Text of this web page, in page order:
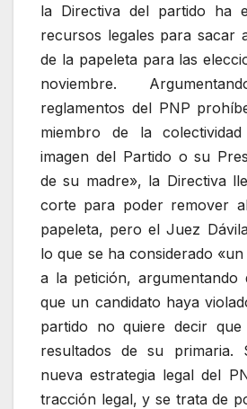
la Directiva del partido ha
recursos legales para sacar
de la papeleta para las
noviembre.
reglamentos del PNP
miembro de la
imagen del Partido o su
de su madre», la Directiva
corte para poder remover
papeleta, pero el Juez
lo que se ha considerado
a la petición, argumentando
que un candidato haya
partido no quiere decir
resultados de su primaria.
nueva estrategia legal del
tracción legal, y se trata de